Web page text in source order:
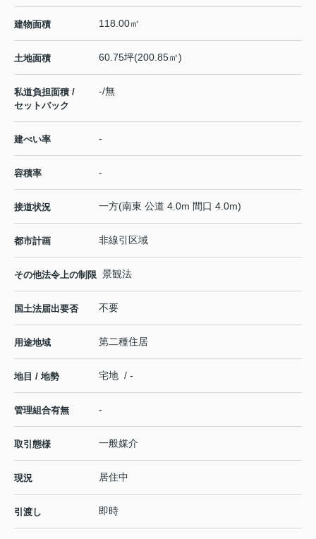
建物面積 118.00㎡
土地面積 60.75坪(200.85㎡)
私道負担面積 /
セットバック
-/無
建ぺい率 -
容積率 -
接道状況 一方(南東 公道 4.0m 間口 4.0m)
都市計画 非線引区域
その他法令上の制限 景観法
国土法届出要否 不要
用途地域 第二種住居
地目 / 地勢 宅地 / -
管理組合有無 -
取引態様 一般媒介
現況 居住中
引渡し 即時